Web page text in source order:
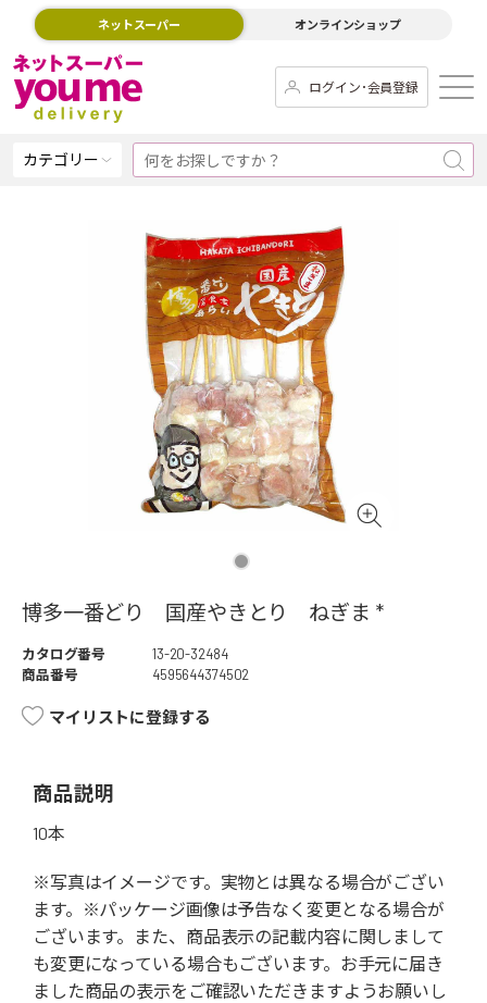
ネットスーパー オンラインショップ
ログイン･会員登録
カテゴリー
博多一番どり 国産やきとり ねぎま *
カタログ番号
13-20-32484
商品番号
4595644374502
マイリストに登録する
商品説明
10本
※写真はイメージです。実物とは異なる場合がござい
ます。※パッケージ画像は予告なく変更となる場合が
ございます。また、商品表示の記載内容に関しまして
も変更になっている場合もございます。お手元に届き
ました商品の表示をご確認いただきますようお願いし